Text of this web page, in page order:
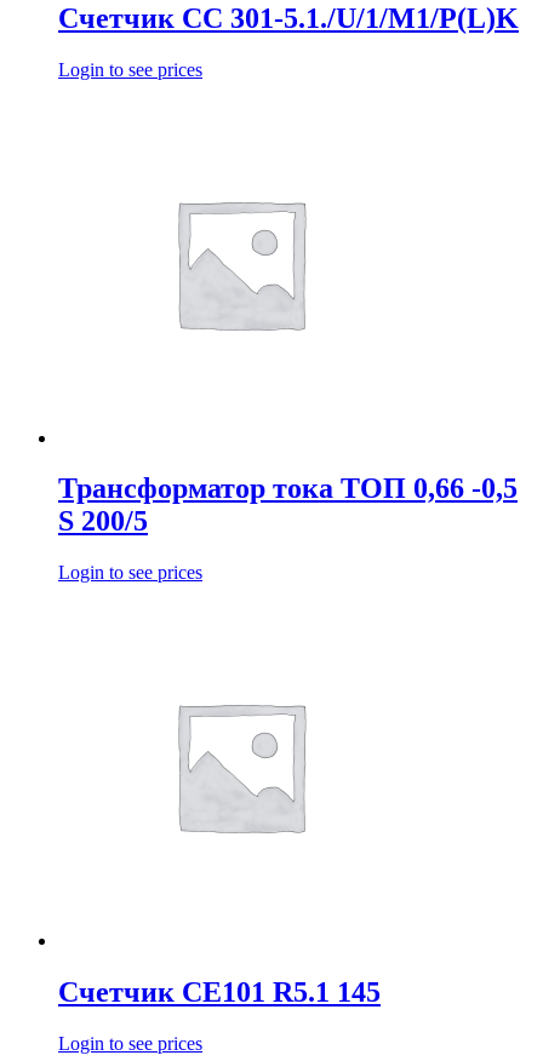
Счетчик СС 301-5.1./U/1/M1/P(L)K
Login to see prices
Трансформатор тока ТОП 0,66 -0,5
S 200/5
Login to see prices
Счетчик СЕ101 R5.1 145
Login to see prices